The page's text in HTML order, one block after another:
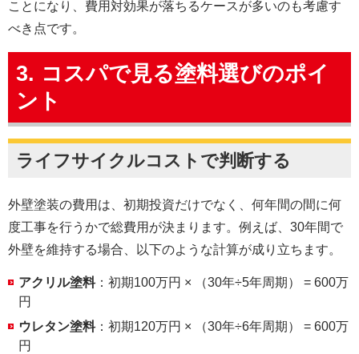
ことになり、費用対効果が落ちるケースが多いのも考慮す
べき点です。
3. コスパで見る塗料選びのポイ
ント
ライフサイクルコストで判断する
外壁塗装の費用は、初期投資だけでなく、何年間の間に何
度工事を行うかで総費用が決まります。例えば、30年間で
外壁を維持する場合、以下のような計算が成り立ちます。
アクリル塗料：初期100万円 × （30年÷5年周期） = 600万
円
ウレタン塗料：初期120万円 × （30年÷6年周期） = 600万
円